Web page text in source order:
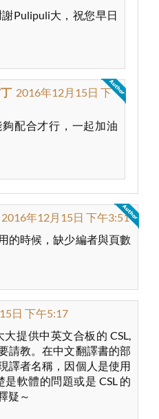
Pulipuli大，祝您早日
2016年12月15日 下
配合才行，一起加油
2016年12月15日 下午3:51
的時候，缺少編者與頁數
日 下午5:17
提供中英文合板的 CSL,
請教。在中文翻譯書的部
譯者名稱，因個人是使用
是軟體的問題或是 CSL 的
疑～